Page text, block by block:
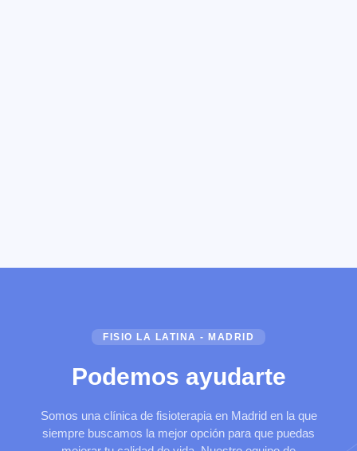
FISIO LA LATINA - MADRID
Podemos ayudarte
Somos una clínica de fisioterapia en Madrid en la que
siempre buscamos la mejor opción para que puedas